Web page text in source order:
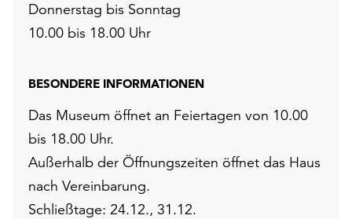
Donnerstag bis Sonntag
10.00 bis 18.00 Uhr
BESONDERE INFORMATIONEN
Das Museum öffnet an Feiertagen von 10.00
bis 18.00 Uhr.
Außerhalb der Öffnungszeiten öffnet das Haus
nach Vereinbarung.
Schließtage: 24.12., 31.12.